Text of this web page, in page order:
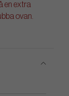
en extra
ovan.